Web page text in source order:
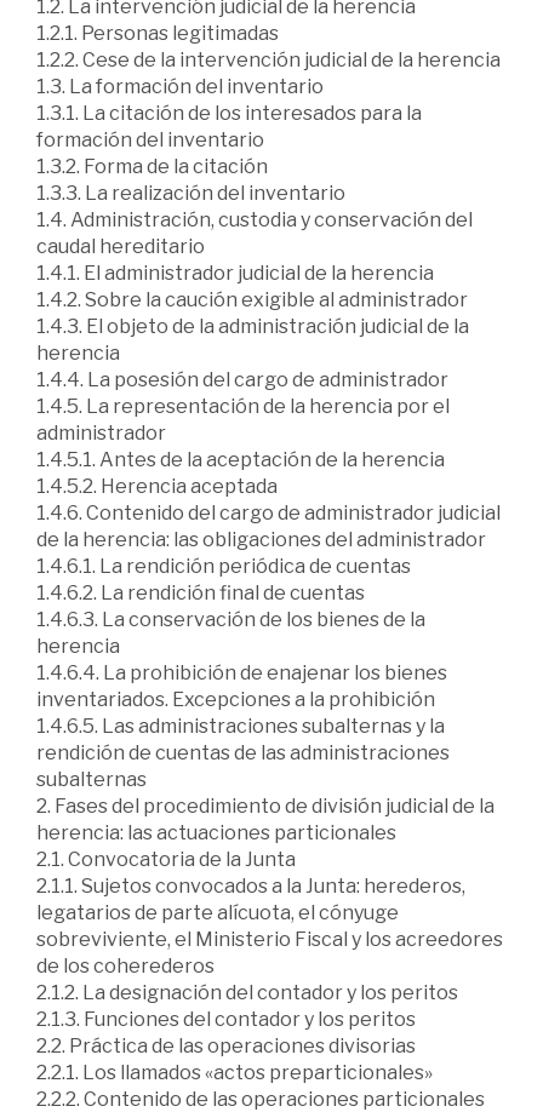
1.2. La intervención judicial de la herencia
1.2.1. Personas legitimadas
1.2.2. Cese de la intervención judicial de la herencia
1.3. La formación del inventario
1.3.1. La citación de los interesados para la
formación del inventario
1.3.2. Forma de la citación
1.3.3. La realización del inventario
1.4. Administración, custodia y conservación del
caudal hereditario
1.4.1. El administrador judicial de la herencia
1.4.2. Sobre la caución exigible al administrador
1.4.3. El objeto de la administración judicial de la
herencia
1.4.4. La posesión del cargo de administrador
1.4.5. La representación de la herencia por el
administrador
1.4.5.1. Antes de la aceptación de la herencia
1.4.5.2. Herencia aceptada
1.4.6. Contenido del cargo de administrador judicial
de la herencia: las obligaciones del administrador
1.4.6.1. La rendición periódica de cuentas
1.4.6.2. La rendición final de cuentas
1.4.6.3. La conservación de los bienes de la
herencia
1.4.6.4. La prohibición de enajenar los bienes
inventariados. Excepciones a la prohibición
1.4.6.5. Las administraciones subalternas y la
rendición de cuentas de las administraciones
subalternas
2. Fases del procedimiento de división judicial de la
herencia: las actuaciones particionales
2.1. Convocatoria de la Junta
2.1.1. Sujetos convocados a la Junta: herederos,
legatarios de parte alícuota, el cónyuge
sobreviviente, el Ministerio Fiscal y los acreedores
de los coherederos
2.1.2. La designación del contador y los peritos
2.1.3. Funciones del contador y los peritos
2.2. Práctica de las operaciones divisorias
2.2.1. Los llamados «actos preparticionales»
2.2.2. Contenido de las operaciones particionales